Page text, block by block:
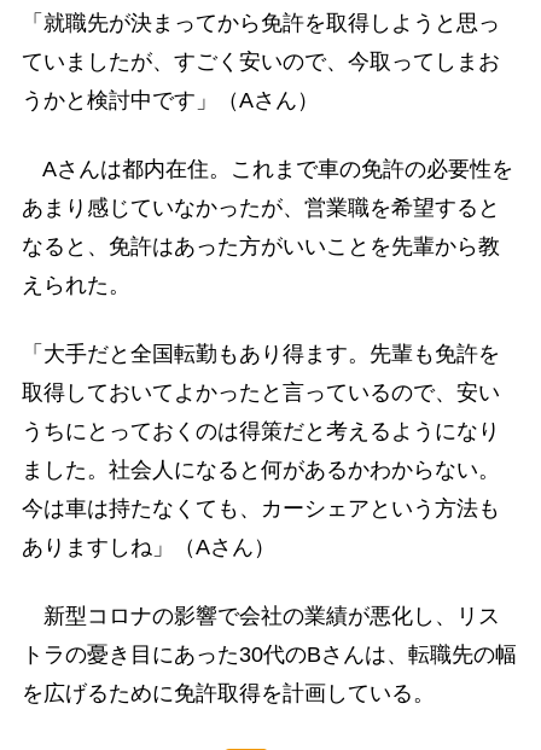
「就職先が決まってから免許を取得しようと思っ
ていましたが、すごく安いので、今取ってしまお
うかと検討中です」（Aさん）
Aさんは都内在住。これまで車の免許の必要性を
あまり感じていなかったが、営業職を希望すると
なると、免許はあった方がいいことを先輩から教
えられた。
「大手だと全国転勤もあり得ます。先輩も免許を
取得しておいてよかったと言っているので、安い
うちにとっておくのは得策だと考えるようになり
ました。社会人になると何があるかわからない。
今は車は持たなくても、カーシェアという方法も
ありますしね」（Aさん）
新型コロナの影響で会社の業績が悪化し、リス
トラの憂き目にあった30代のBさんは、転職先の幅
を広げるために免許取得を計画している。